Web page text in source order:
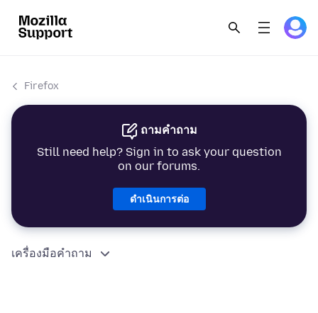
Firefox
ถามคำถาม
Still need help? Sign in to ask your question
on our forums.
ดำเนินการต่อ
เครื่องมือคำถาม